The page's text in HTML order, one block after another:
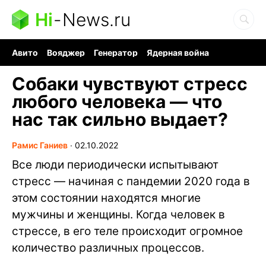
Hi-News.ru
Авито Вояджер Генератор
Ядерная война
Собаки чувствуют стресс
любого человека — что
нас так сильно выдает?
Рамис Ганиев ∙ 02.10.2022
Все люди периодически испытывают
стресс — начиная с пандемии 2020 года в
этом состоянии находятся многие
мужчины и женщины. Когда человек в
стрессе, в его теле происходит огромное
количество различных процессов.